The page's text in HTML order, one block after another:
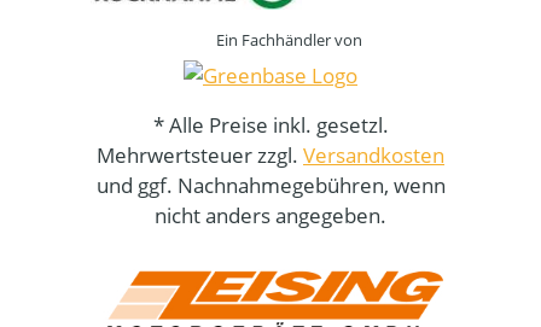
Ein Fachhändler von
* Alle Preise inkl. gesetzl.
Mehrwertsteuer zzgl. Versandkosten
und ggf. Nachnahmegebühren, wenn
nicht anders angegeben.